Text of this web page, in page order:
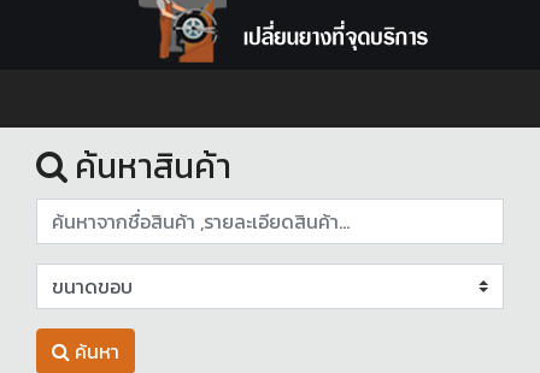
ค้นหาสินค้า
ค้นหา